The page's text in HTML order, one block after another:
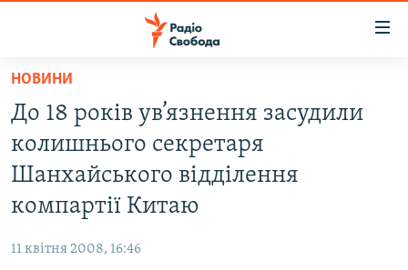
Перейти
основного
матеріалу
Перейти
до
основної
Перейти
РАДІО СВОБОДА – 70 РОКІВ
ВСЕ ЗА ДОБУ
СТАТТІ
ДОНБАС.РЕАЛІЇ
НОВИНИ
До 18 років ув’язнення засудили
колишнього секретаря
Шанхайського відділення
компартії Китаю
11 квітня 2008, 16:46